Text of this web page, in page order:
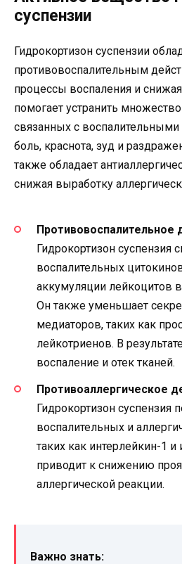
суспензии
Гидрокортизон суспензии
противовоспалительным
процессы воспаления и
помогает устранить
связанных с воспалительными
боль, краснота, зуд и
также обладает
снижая выработку
Противовоспалительное
Гидрокортизон суспензия
воспалительных
аккумуляции лейкоцитов
Он также уменьшает
медиаторов, таких как
лейкотриенов. В
воспаление и отек тканей.
Противоаллергическое
Гидрокортизон суспензия
воспалительных и
таких как интерлейкин-1 и
приводит к снижению
аллергической реакции.
Важно знать: